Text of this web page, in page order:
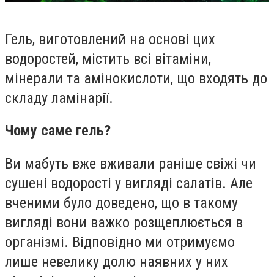
Гель, виготовлений на основі цих
водоростей, містить всі вітаміни,
мінерали та амінокислоти, що входять до
складу ламінарії.
Чому саме гель?
Ви мабуть вже вживали раніше свіжі чи
сушені водорості у вигляді салатів. Але
вченими було доведено, що в такому
вигляді вони важко розщеплюється в
організмі. Відповідно ми отримуємо
лише невелику долю наявних у них